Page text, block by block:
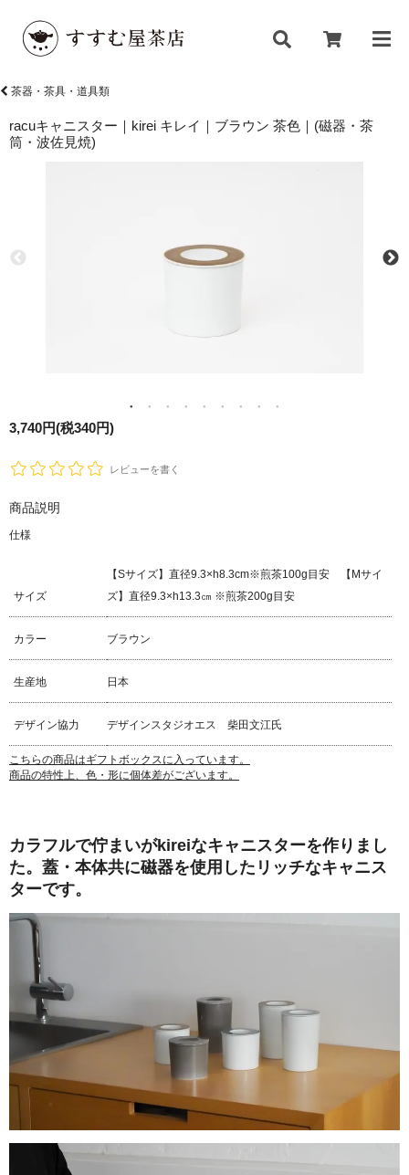
茶器・茶具・道具類
racuキャニスター｜kirei キレイ｜ブラウン 茶色｜(磁器・茶
筒・波佐見焼)
3,740円(税340円)
レビューを書く
商品説明
仕様
サイズ
【Sサイズ】直径9.3×h8.3cm※煎茶100g目安 【Mサイ
ズ】直径9.3×h13.3㎝ ※煎茶200g目安
カラー ブラウン
生産地 日本
デザイン協力 デザインスタジオエス 柴田文江氏
こちらの商品はギフトボックスに入っています。
商品の特性上、色・形に個体差がございます。
カラフルで佇まいがkireiなキャニスターを作りまし
た。蓋・本体共に磁器を使用したリッチなキャニス
ターです。